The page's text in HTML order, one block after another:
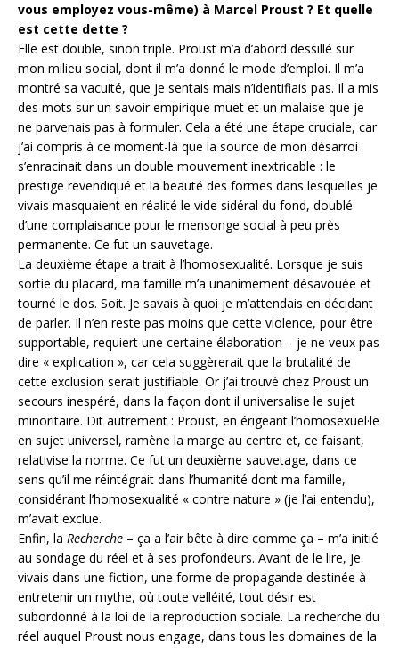
vous employez vous-même) à Marcel Proust ? Et quelle
est cette dette ?
Elle est double, sinon triple. Proust m’a d’abord dessillé sur
mon milieu social, dont il m’a donné le mode d’emploi. Il m’a
montré sa vacuité, que je sentais mais n’identifiais pas. Il a mis
des mots sur un savoir empirique muet et un malaise que je
ne parvenais pas à formuler. Cela a été une étape cruciale, car
j’ai compris à ce moment-là que la source de mon désarroi
s’enracinait dans un double mouvement inextricable : le
prestige revendiqué et la beauté des formes dans lesquelles je
vivais masquaient en réalité le vide sidéral du fond, doublé
d’une complaisance pour le mensonge social à peu près
permanente. Ce fut un sauvetage.
La deuxième étape a trait à l’homosexualité. Lorsque je suis
sortie du placard, ma famille m’a unanimement désavouée et
tourné le dos. Soit. Je savais à quoi je m’attendais en décidant
de parler. Il n’en reste pas moins que cette violence, pour être
supportable, requiert une certaine élaboration – je ne veux pas
dire « explication », car cela suggèrerait que la brutalité de
cette exclusion serait justifiable. Or j’ai trouvé chez Proust un
secours inespéré, dans la façon dont il universalise le sujet
minoritaire. Dit autrement : Proust, en érigeant l’homosexuel·le
en sujet universel, ramène la marge au centre et, ce faisant,
relativise la norme. Ce fut un deuxième sauvetage, dans ce
sens qu’il me réintégrait dans l’humanité dont ma famille,
considérant l’homosexualité « contre nature » (je l’ai entendu),
m’avait exclue.
Enfin, la Recherche – ça a l’air bête à dire comme ça – m’a initié
au sondage du réel et à ses profondeurs. Avant de le lire, je
vivais dans une fiction, une forme de propagande destinée à
entretenir un mythe, où toute velléité, tout désir est
subordonné à la loi de la reproduction sociale. La recherche du
réel auquel Proust nous engage, dans tous les domaines de la